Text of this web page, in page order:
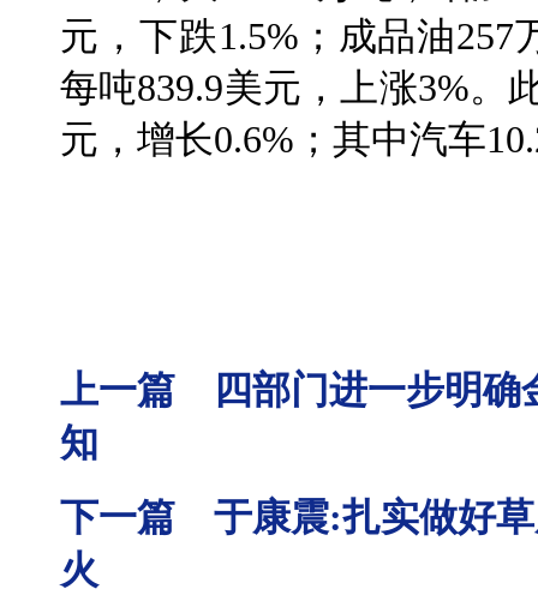
元，下跌1.5%；成品油
每吨839.9美元，上涨3%。
元，增长0.6%；其中汽车
上一篇 四部门进一步明确
知
下一篇 于康震:扎实做好草
火